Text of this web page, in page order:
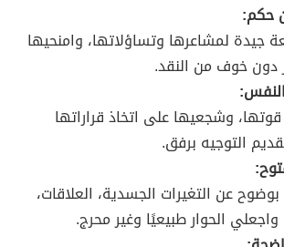
حكم:
لمشاعرها وتساؤلاتها، وامنحيها
دون خوف من النقد.
وشجعيها على اتخاذ قراراتها
التوجيه برفق.
عن التغيرات الجسدية، العلاقات،
الحوار طبيعيًا وغير محرج.